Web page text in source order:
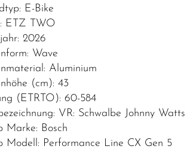
E-Bike
ETZ TWO
2026
Wave
Aluminium
(cm): 43
(ETRTO): 60-584
VR: Schwalbe Johnny
Marke: Bosch
Modell: Performance Line CX Gen 5